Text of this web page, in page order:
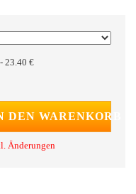
23.40 €
DEN WARENKORB
Änderungen